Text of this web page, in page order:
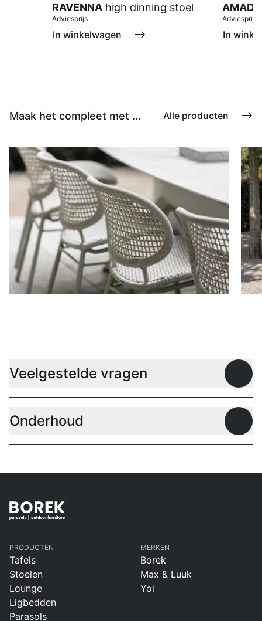
RAVENNAhigh dinning stoel
Adviesprijs
In winkelwagen
AMADO
Adviesprijs
In
Maak het compleet met ... Alle producten
Veelgestelde vragen
Onderhoud
PRODUCTEN
Tafels
Stoelen
Lounge
Ligbedden
Parasols
MERKEN
Borek
Max & Luuk
Yoi